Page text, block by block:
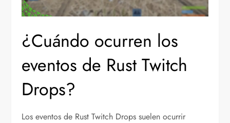
¿Cuándo ocurren los
eventos de Rust Twitch
Drops?
Los eventos de Rust Twitch Drops suelen ocurrir